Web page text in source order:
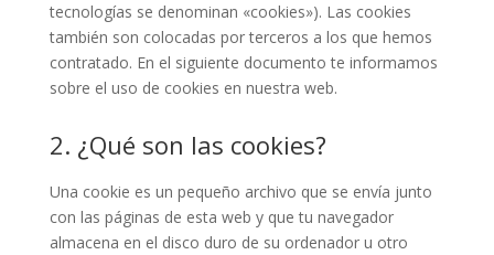
tecnologías se denominan «cookies»). Las cookies
también son colocadas por terceros a los que hemos
contratado. En el siguiente documento te informamos
sobre el uso de cookies en nuestra web.
2. ¿Qué son las cookies?
Una cookie es un pequeño archivo que se envía junto
con las páginas de esta web y que tu navegador
almacena en el disco duro de su ordenador u otro